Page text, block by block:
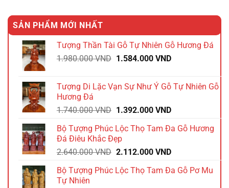
SẢN PHẨM MỚI NHẤT
Tượng Thần Tài Gỗ Tự Nhiên Gỗ Hương Đá
1.980.000VND Giá
1.980.000 VND.
1.584.000 VNDGiá
là:
Tượng Di Lặc Vạn Sự Như Ý Gỗ Tự Nhiên Gỗ
Hương Đá
1.740.000VND Giá
là:
1.740.000 VND.
1.392.000 VNDGiá
tại
1.392.000 VND.
Bộ Tượng Phúc Lộc Thọ Tam Đa Gỗ Hương
Đá Điêu Khắc Đẹp
2.640.000VND Giá
là:
2.112.000 VNDGiá
tại
Bộ Tượng Phúc Lộc Thọ Tam Đa Gỗ Pơ Mu
Tự Nhiên